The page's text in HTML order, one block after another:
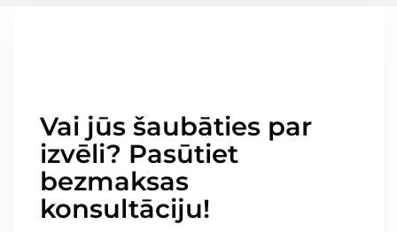
Vai jūs šaubāties par
izvēli? Pasūtiet
bezmaksas
konsultāciju!